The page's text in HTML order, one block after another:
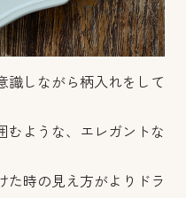
識しながら柄入れをして
むような、エレガントな
た時の見え方がよりドラ